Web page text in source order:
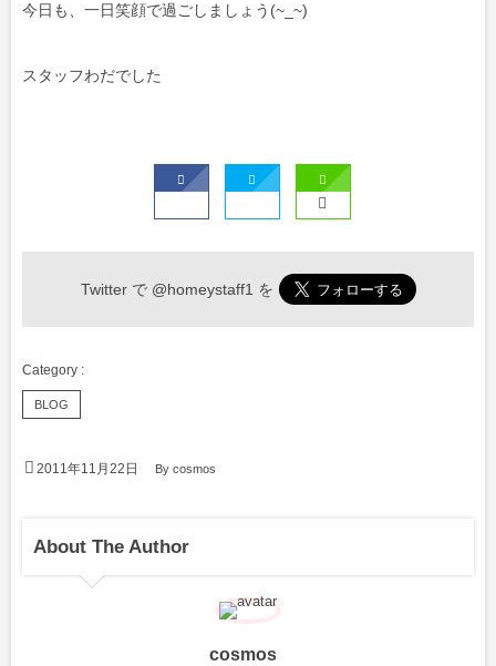
今日も、一日笑顔で過ごしましょう(~_~)
スタッフわだでした
Twitter で @homeystaff1 を
BLOG
2011年11月22日 Bycosmos
About The Author
cosmos